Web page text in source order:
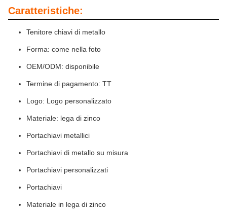
Caratteristiche:
Tenitore chiavi di metallo
Forma: come nella foto
OEM/ODM: disponibile
Termine di pagamento: TT
Logo: Logo personalizzato
Materiale: lega di zinco
Portachiavi metallici
Portachiavi di metallo su misura
Portachiavi personalizzati
Portachiavi
Materiale in lega di zinco